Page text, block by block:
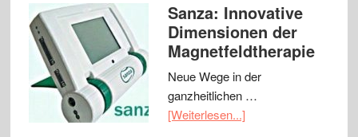
Sanza: Innovative
Dimensionen der
Magnetfeldtherapie
Neue Wege in der
ganzheitlichen …
[Weiterlesen...]